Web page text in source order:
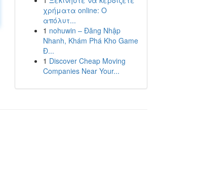
χρήματα online: Ο
απόλυτ...
1 nohuwin – Đăng Nhập
Nhanh, Khám Phá Kho Game
Đ...
1 Discover Cheap Moving
Companies Near Your...